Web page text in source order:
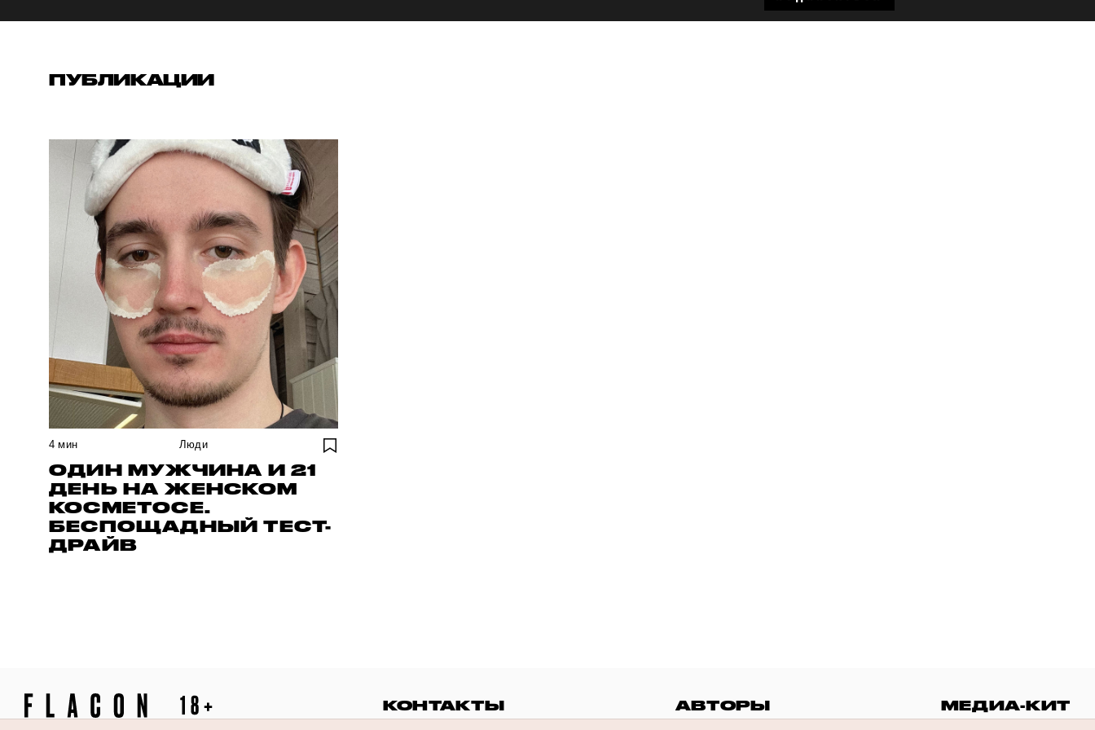
ПУБЛИКАЦИИ
4 мин Люди
ОДИН МУЖЧИНА И 21
ДЕНЬ НА ЖЕНСКОМ
КОСМЕТОСЕ.
БЕСПОЩАДНЫЙ ТЕСТ-
ДРАЙВ
КОНТАКТЫ АВТОРЫ МЕДИА-КИТ